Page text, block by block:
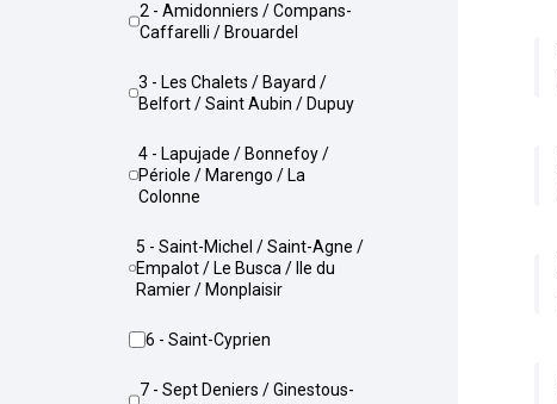
2 - Amidonniers / Compans-
Caffarelli / Brouardel
3 - Les Chalets / Bayard /
Belfort / Saint Aubin / Dupuy
4 - Lapujade / Bonnefoy /
Périole / Marengo / La
Colonne
5 - Saint-Michel / Saint-Agne /
Empalot / Le Busca / Ile du
Ramier / Monplaisir
6 - Saint-Cyprien
7 - Sept Deniers / Ginestous-